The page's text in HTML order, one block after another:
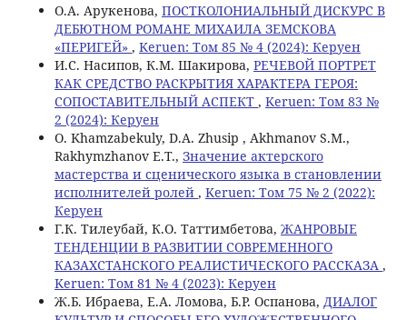
О.А. Арукенова, ПОСТКОЛОНИАЛЬНЫЙ ДИСКУРС В
ДЕБЮТНОМ РОМАНЕ МИХАИЛА ЗЕМСКОВА
«ПЕРИГЕЙ» , Keruen: Том 85 № 4 (2024): Керуен
И.С. Насипов, К.М. Шакирова, РЕЧЕВОЙ ПОРТРЕТ
КАК СРЕДСТВО РАСКРЫТИЯ ХАРАКТЕРА ГЕРОЯ:
СОПОСТАВИТЕЛЬНЫЙ АСПЕКТ , Keruen: Том 83 №
2 (2024): Керуен
О. Khamzabekuly, D.A. Zhusip , Akhmanov S.M.,
Rakhymzhanov E.T., Значение актерского
мастерства и сценического языка в становлении
исполнителей ролей , Keruen: Том 75 № 2 (2022):
Керуен
Г.К. Тилеубай, К.О. Таттимбетова, ЖАНРОВЫЕ
ТЕНДЕНЦИИ В РАЗВИТИИ СОВРЕМЕННОГО
КАЗАХСТАНСКОГО РЕАЛИСТИЧЕСКОГО РАССКАЗА ,
Keruen: Том 81 № 4 (2023): Керуен
Ж.Б. Ибраева, Е.А. Ломова, Б.Р. Оспанова, ДИАЛОГ